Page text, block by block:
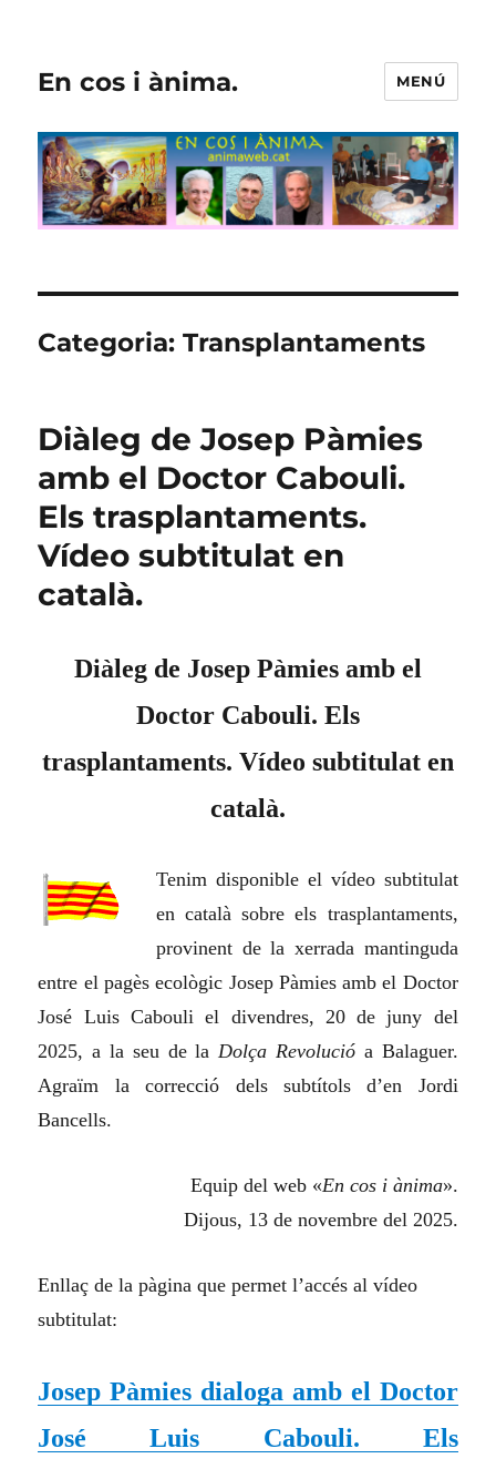
En cos i ànima. MENÚ
Categoria:Transplantaments
Diàleg de Josep Pàmies
amb el Doctor Cabouli.
Els trasplantaments.
Vídeo subtitulat en
català.
Diàleg de Josep Pàmies amb el
Doctor Cabouli. Els
trasplantaments. Vídeo subtitulat en
català.
Tenim disponible el vídeo subtitulat
en català sobre els trasplantaments,
provinent de la xerrada mantinguda
entre el pagès ecològic Josep Pàmies amb el Doctor
José Luis Cabouli el divendres, 20 de juny del
2025, a la seu de laDolça Revolucióa Balaguer.
Agraïm la correcció dels subtítols d’en Jordi
Bancells.
Equip del web «En cos i ànima».
Dijous, 13 de novembre del 2025.
Enllaç de la pàgina que permet l’accés al vídeo
subtitulat:
Josep Pàmies dialoga amb el Doctor
José Luis Cabouli. Els